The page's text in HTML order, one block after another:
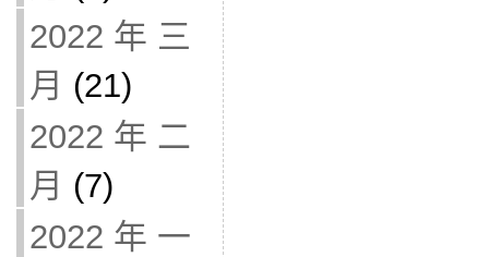
2022 年 三
月 (21)
2022 年 二
月 (7)
2022 年 一